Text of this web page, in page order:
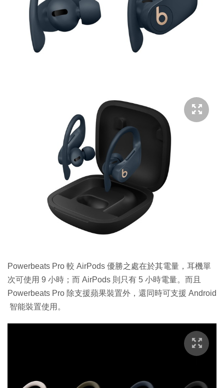
Powerbeats Pro 較 AirPods 優勝之處在於其電量，耳機單
次可使用 9 小時；而 AirPods 則只有 5 小時電量。而且
Powerbeats Pro 除支援蘋果裝置外，還同時可支援 Android
智能裝置使用。